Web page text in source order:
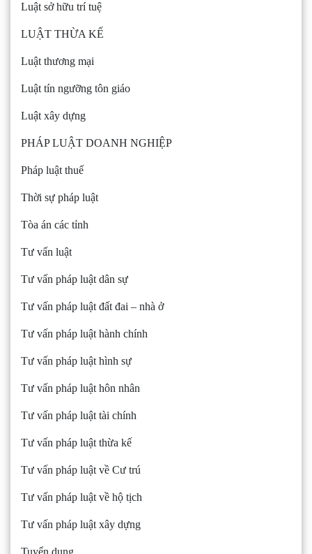
Luật sở hữu trí tuệ
LUẬT THỪA KẾ
Luật thương mại
Luật tín ngưỡng tôn giáo
Luật xây dựng
PHÁP LUẬT DOANH NGHIỆP
Pháp luật thuế
Thời sự pháp luật
Tòa án các tỉnh
Tư vấn luật
Tư vấn pháp luật dân sự
Tư vấn pháp luật đất đai – nhà ở
Tư vấn pháp luật hành chính
Tư vấn pháp luật hình sự
Tư vấn pháp luật hôn nhân
Tư vấn pháp luật tài chính
Tư vấn pháp luật thừa kế
Tư vấn pháp luật về Cư trú
Tư vấn pháp luật về hộ tịch
Tư vấn pháp luật xây dựng
Tuyển dụng